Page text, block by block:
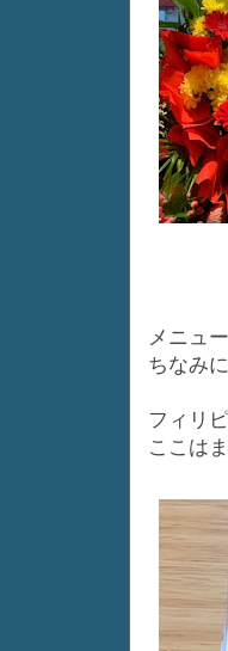
メニュ
ちなみ
フィリ
ここは